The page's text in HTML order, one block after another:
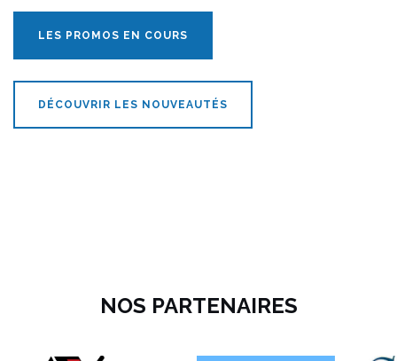
LES PROMOS EN COURS
DÉCOUVRIR LES NOUVEAUTÉS
NOS PARTENAIRES